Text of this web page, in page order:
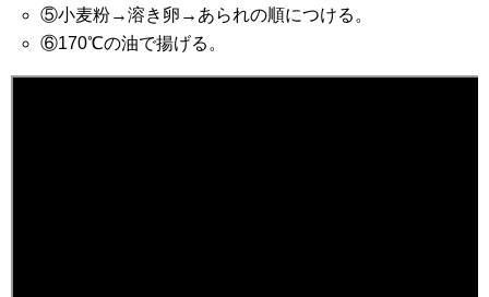
⑤小麦粉→溶き卵→あられの順につける。
⑥170℃の油で揚げる。